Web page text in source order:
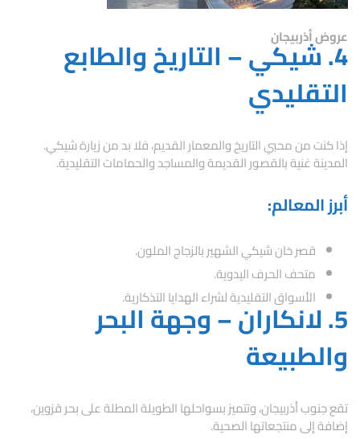
عروض أذربيجان
4. شيكي – التاريخ والطابع
التقليدي
إذا كنت من محبي التاريخ والمعمار القديم، فلا بد من زيارة شيكي.
المدينة غنية بالقصور القديمة والمساجد والحمامات التقليدية.
أبرز المعالم:
قصر خان شيكي الشهير بالزجاج الملون.
متحف الحرف اليدوية.
الأسواق التقليدية لشراء الهدايا التذكارية.
5. لانكاران – وجهة البحر
والطبيعة
تقع جنوب أذربيجان، وتتميز بسواحلها الطويلة المطلة على بحر قزوين،
إضافة إلى منتجعاتها الصحية.